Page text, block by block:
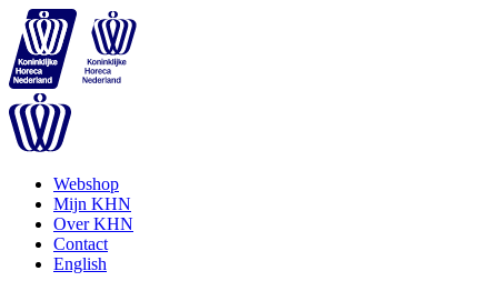
Webshop
Mijn KHN
Over KHN
Contact
English